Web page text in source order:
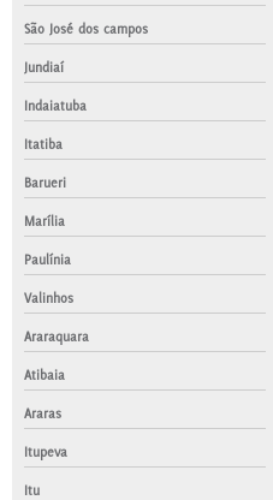
São José dos campos
Jundiaí
Indaiatuba
Itatiba
Barueri
Marília
Paulínia
Valinhos
Araraquara
Atibaia
Araras
Itupeva
Itu